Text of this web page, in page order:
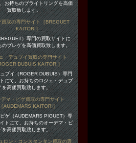
お持ちのブライトリングを高価
買取致します。
）専門の買取サイトに
のブレゲを高価買取致します。
ブイ（ROGER DUBUIS）専門
にて、お持ちのロジェ・デュブ
を高価買取致します。
ゲ（AUDEMARS PIGUET）専
トにて、お持ちのオーデマ・ピ
を高価買取致します。